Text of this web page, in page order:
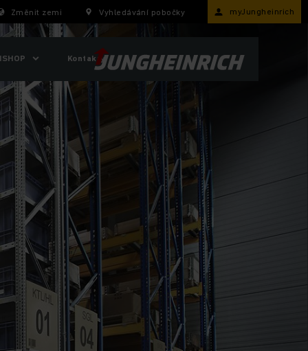
Změnit zemi Vyhledávání pobočky myJungheinrich
Kontakty